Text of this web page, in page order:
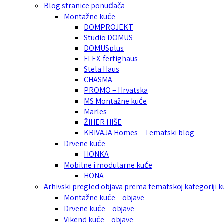
Blog stranice ponuđača
Montažne kuće
DOMPROJEKT
Studio DOMUS
DOMUSplus
FLEX-fertighaus
Stela Haus
CHASMA
PROMO – Hrvatska
MS Montažne kuće
Marles
ŽIHER HIŠE
KRIVAJA Homes – Tematski blog
Drvene kuće
HONKA
Mobilne i modularne kuće
HÖNA
Arhivski pregled objava prema tematskoj kategoriji
Montažne kuće – objave
Drvene kuće – objave
Vikend kuće – objave